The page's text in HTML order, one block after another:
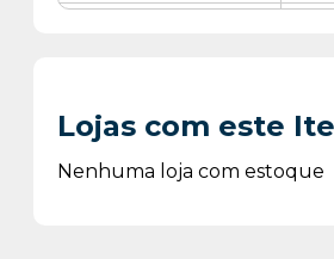
Citroen
C4
Citroen
C4
Lojas com este
Nenhuma loja com estoque